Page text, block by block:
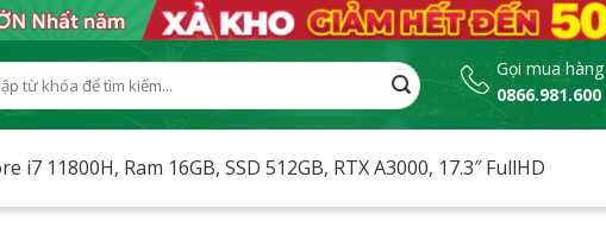
Gọi mua hàng
0866.981.600
i7 11800H, Ram 16GB, SSD 512GB, RTX A3000, 17.3″ FullHD